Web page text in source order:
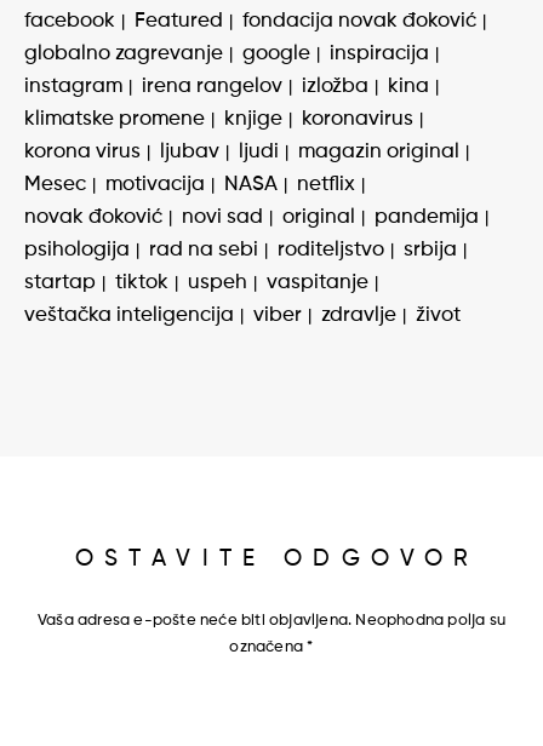
facebook
Featured
fondacija novak đoković
globalno zagrevanje
google
inspiracija
instagram
irena rangelov izložba
kina
klimatske promene
knjige
koronavirus
korona virus
ljubav ljudi
magazin original
Mesec
motivacija NASA
netflix
novak đoković
novi sad original
pandemija
psihologija
rad na sebi roditeljstvo
srbija
startap
tiktok uspeh
vaspitanje
veštačka inteligencija
viber zdravlje život
OSTAVITE ODGOVOR
Vaša adresa e-pošte neće biti objavljena. Neophodna polja su
označena*